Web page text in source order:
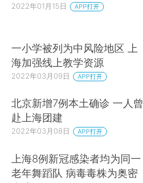
2022年01月15日 APP打开
一小学被列为中风险地区 上
海加强线上教学资源
2022年03月09日 APP打开
北京新增7例本土确诊 一人曾
赴上海团建
2022年03月08日 APP打开
上海8例新冠感染者均为同一
老年舞蹈队 病毒毒株为奥密